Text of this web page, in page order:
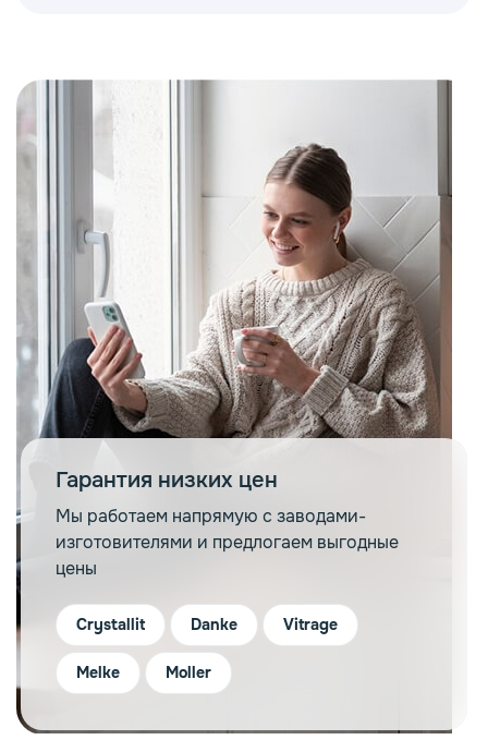
Гарантия низких цен
Мы работаем напрямую с заводами-
изготовителями и предлогаем выгодные
цены
Crystallit Danke Vitrage
Melke Moller